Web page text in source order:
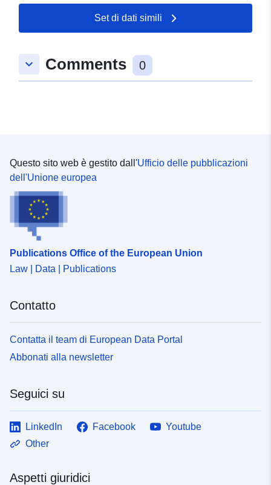
https://digitale.cbnhdf.fr/aide/Digitale2_WMS-
WFS_AjoutQGIS.pdf Comment télécharger les données
_Téléchargement.pdf Territoires : Département de l'Oise.
Set di dati simili
keyboard_arrow_down Comments 0
Questo sito web è gestito dall'Ufficio delle pubblicazioni
dell'Unione europea
Publications Office of the European Union
Law | Data | Publications
Contatto
Contatta il team di European Data Portal
Abbonati alla newsletter
Seguici su
LinkedIn Facebook
Youtube
Other
Aspetti giuridici